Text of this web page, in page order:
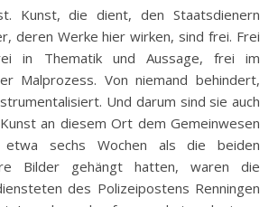
Kunst, die dient, den Staatsdienern
deren Werke hier wirken, sind frei. Frei
in Thematik und Aussage, frei im
Malprozess. Von niemand behindert,
Und darum sind sie auch
an diesem Ort dem Gemeinwesen
sechs Wochen als die beiden
Bilder gehängt hatten, waren die
des Polizeipostens Renningen